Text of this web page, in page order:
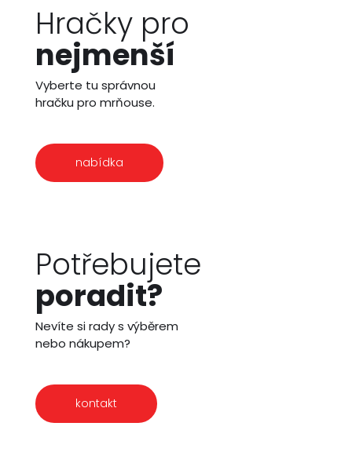
Hračky pro
nejmenší
Vyberte tu správnou
hračku pro mrňouse.
nabídka
Potřebujete
poradit?
Nevíte si rady s výběrem
nebo nákupem?
kontakt